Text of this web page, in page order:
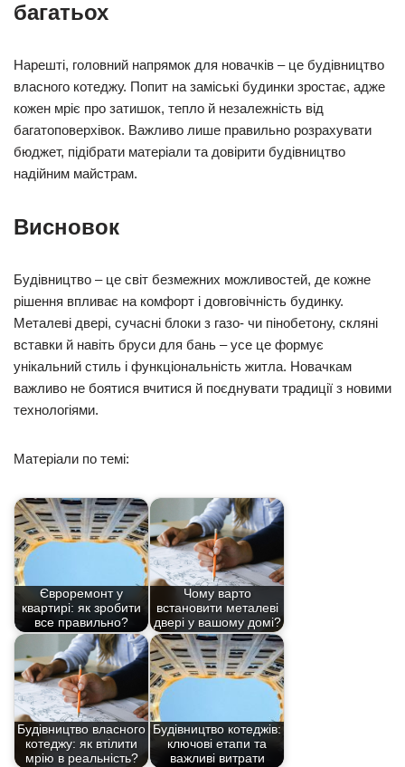
багатьох
Нарешті, головний напрямок для новачків – це будівництво
власного котеджу. Попит на заміські будинки зростає, адже
кожен мріє про затишок, тепло й незалежність від
багатоповерхівок. Важливо лише правильно розрахувати
бюджет, підібрати матеріали та довірити будівництво
надійним майстрам.
Висновок
Будівництво – це світ безмежних можливостей, де кожне
рішення впливає на комфорт і довговічність будинку.
Металеві двері, сучасні блоки з газо- чи пінобетону, скляні
вставки й навіть бруси для бань – усе це формує
унікальний стиль і функціональність житла. Новачкам
важливо не боятися вчитися й поєднувати традиції з новими
технологіями.
Матеріали по темі:
Євроремонт у
квартирі: як зробити
все правильно?
Чому варто
встановити металеві
двері у вашому домі?
Будівництво власного
котеджу: як втілити
мрію в реальність?
Будівництво котеджів:
ключові етапи та
важливі витрати